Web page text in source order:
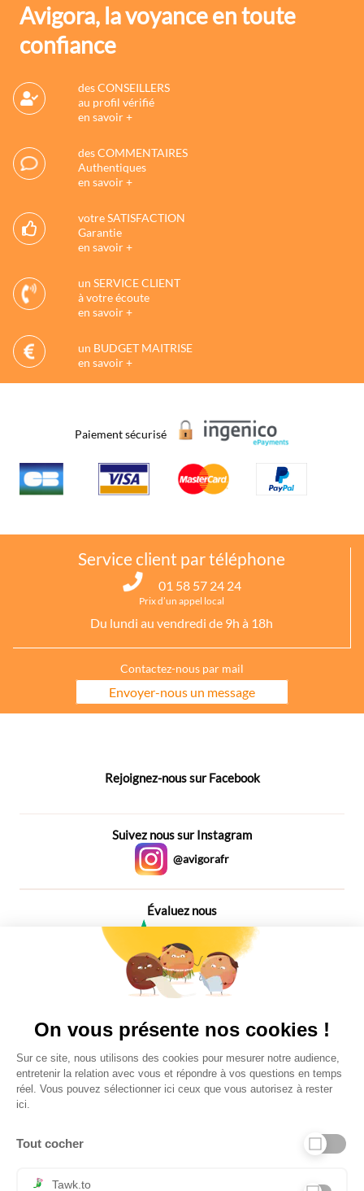
Avigora, la voyance en toute
confiance
des CONSEILLERS
au profil vérifié
en savoir +
des COMMENTAIRES
Authentiques
en savoir +
votre SATISFACTION
Garantie
en savoir +
un SERVICE CLIENT
à votre écoute
en savoir +
un BUDGET MAITRISE
en savoir +
Paiement sécurisé
Service client par téléphone
01 58 57 24 24
Prix d’un appel local
Du lundi au vendredi de 9h à 18h
Contactez-nous par mail
Envoyer-nous un message
Rejoignez-nous sur Facebook
Suivez nous sur Instagram
@avigorafr
Évaluez nous
Plus de 650 Avis
On vous présente nos cookies !
Sur ce site, nous utilisons des cookies pour mesurer notre audience,
entretenir la relation avec vous et répondre à vos questions en temps
réel. Vous pouvez sélectionner ici ceux que vous autorisez à rester
ici.
Tout cocher
Tawk.to